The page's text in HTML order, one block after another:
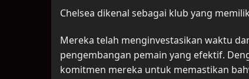
Chelsea dikenal sebagai klub yang
Mereka telah menginvestasikan waktu
pengembangan pemain yang efektif.
komitmen mereka untuk memastikan